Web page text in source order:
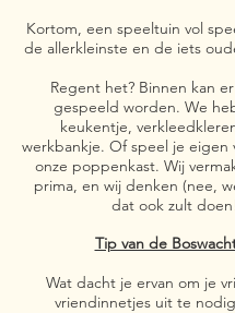
Kortom, een speeltuin vol
de allerkleinste en de iets
Regent het? Binnen kan
gespeeld worden. We
keukentje,
werkbankje. Of speel je eigen
onze poppenkast. Wij
prima, en wij denken (nee,
dat ook zult
Tip van de
Wat dacht je ervan om je
vriendinnetjes uit te